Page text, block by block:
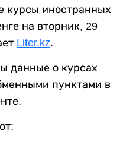
курсы иностранных
на вторник, 29
Liter.kz.
данные о курсах
пунктами в